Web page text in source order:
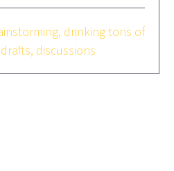
drinking tons of
discussions